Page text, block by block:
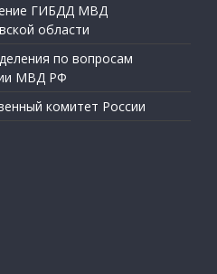
ГИБДД МВД
области
по вопросам
МВД РФ
комитет России